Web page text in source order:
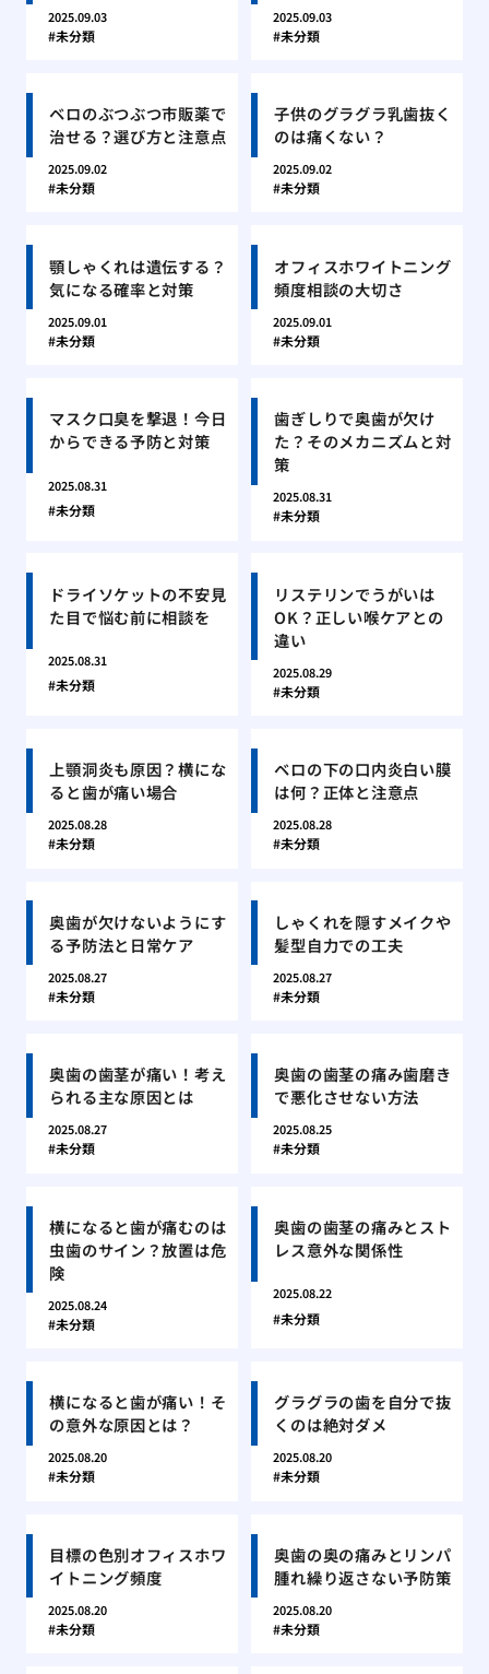
2025.09.03
未分類
2025.09.03
未分類
ベロのぶつぶつ市販薬で
治せる？選び方と注意点
2025.09.02
未分類
子供のグラグラ乳歯抜く
のは痛くない？
2025.09.02
未分類
顎しゃくれは遺伝する？
気になる確率と対策
2025.09.01
未分類
オフィスホワイトニング
頻度相談の大切さ
2025.09.01
未分類
マスク口臭を撃退！今日
からできる予防と対策
2025.08.31
未分類
歯ぎしりで奥歯が欠け
た？そのメカニズムと対
策
2025.08.31
未分類
ドライソケットの不安見
た目で悩む前に相談を
2025.08.31
未分類
リステリンでうがいは
OK？正しい喉ケアとの
違い
2025.08.29
未分類
上顎洞炎も原因？横にな
ると歯が痛い場合
2025.08.28
未分類
ベロの下の口内炎白い膜
は何？正体と注意点
2025.08.28
未分類
奥歯が欠けないようにす
る予防法と日常ケア
2025.08.27
未分類
しゃくれを隠すメイクや
髪型自力での工夫
2025.08.27
未分類
奥歯の歯茎が痛い！考え
られる主な原因とは
2025.08.27
未分類
奥歯の歯茎の痛み歯磨き
で悪化させない方法
2025.08.25
未分類
横になると歯が痛むのは
虫歯のサイン？放置は危
険
2025.08.24
未分類
奥歯の歯茎の痛みとスト
レス意外な関係性
2025.08.22
未分類
横になると歯が痛い！そ
の意外な原因とは？
2025.08.20
未分類
グラグラの歯を自分で抜
くのは絶対ダメ
2025.08.20
未分類
目標の色別オフィスホワ
イトニング頻度
2025.08.20
未分類
奥歯の奥の痛みとリンパ
腫れ繰り返さない予防策
2025.08.20
未分類